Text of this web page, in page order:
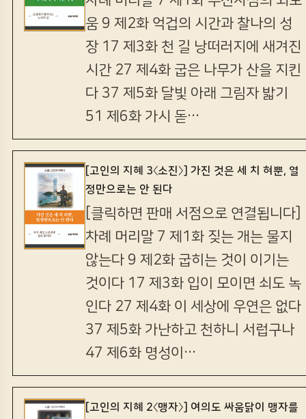
움 9 제2화 억겁의 시간과 찰나의 성
장 17 제3화 천 길 낭떠러지에 새겨진
시간 27 제4화 굽은 나무가 산을 지킨
다 37 제5화 달빛 아래 그림자 밟기
51 제6화 가시 돋…
[고인의 지혜 3〈소진〉] 가진 것은 세 치 혀뿐, 열
정만으로는 안 된다
[클릭하면 판매 서점으로 연결됩니다]
차례 머리말 7 제1화 짖는 개는 물지
않는다 9 제2화 굽히는 것이 이기는
것이다 17 제3화 입이 모이면 쇠도 녹
인다 27 제4화 이 세상에 우연은 없다
37 제5화 가난하고 천하니 서럽구나
47 제6화 명성이…
[고인의 지혜 2〈맹자〉] 여의도 싸움닭이 맹자를